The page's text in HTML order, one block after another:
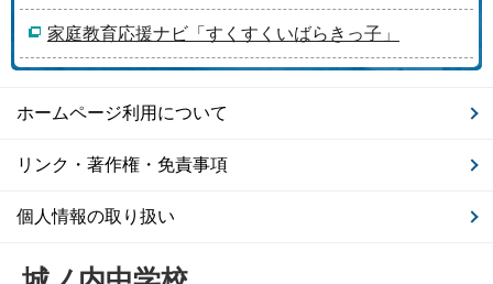
家庭教育応援ナビ「すくすくいばらきっ子」
ホームページ利用について
リンク・著作権・免責事項
個人情報の取り扱い